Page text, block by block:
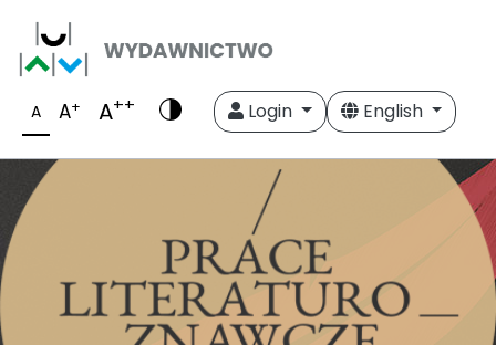
A A+ A++ Login English